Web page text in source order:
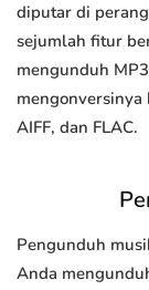
diputar di
sejumlah fitur
mengunduh
AIFF, dan FLAC.
Pengunduh
Anda